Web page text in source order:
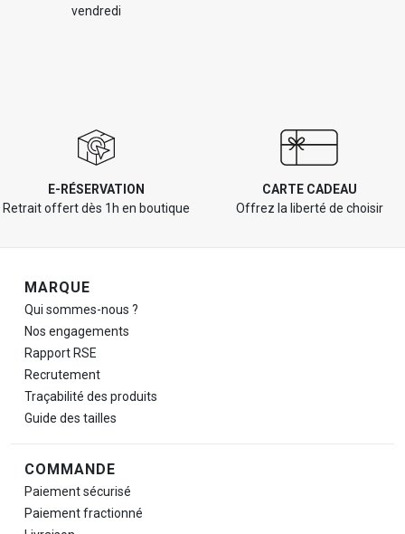
vendredi
E-RÉSERVATION
Retrait offert dès 1h en boutique
CARTE CADEAU
Offrez la liberté de choisir
Navigation de pied de page
MARQUE
Qui sommes-nous ?
Nos engagements
Rapport RSE
Recrutement
Traçabilité des produits
Guide des tailles
COMMANDE
Paiement sécurisé
Paiement fractionné